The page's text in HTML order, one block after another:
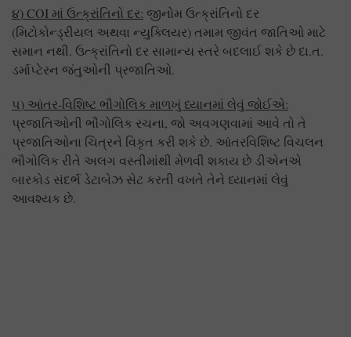
૪) COI માં ઉત્ક્રાંતિનો દર: જીનોમ ઉત્ક્રાંતિનો દર
(મિટોકોન્ડ્રીયલ અથવા ન્યુક્લિયર) તમામ જીવંત જાતિઓ માટે
સમાન નથી. ઉત્ક્રાંતિનો દર સામાન્ય સ્તરે બદલાઈ શકે છે દા.ત.
ડર્માપ્ટેરન જંતુઓની પ્રજાતિઓ.
૫) આંતર-વિશિષ્ટ ભૌગોલિક માળખું ધ્યાનમાં લેવું જોઈએ:
પ્રજાતિઓની ભૌગોલિક રચના, જો અવગણવામાં આવે તો તે
પ્રજાતિઓના ચિત્રને વિકૃત કરી શકે છે. આંતરવિશિષ્ટ વિચલન
ભૌગોલિક રીતે અલગ વસ્તીમાંથી મેળવી શકાય છે ડીએનએ
બારકોડ સંદર્ભ ડેટાબેઝ સેટ કરતી વખતે તેને ધ્યાનમાં લેવું
આવશ્યક છે.